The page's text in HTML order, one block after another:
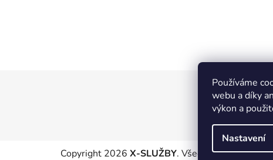
Používáme
webu a díky
výkon a
Nastavení
Copyright 2026 X-SLUŽBY. Všechna práva